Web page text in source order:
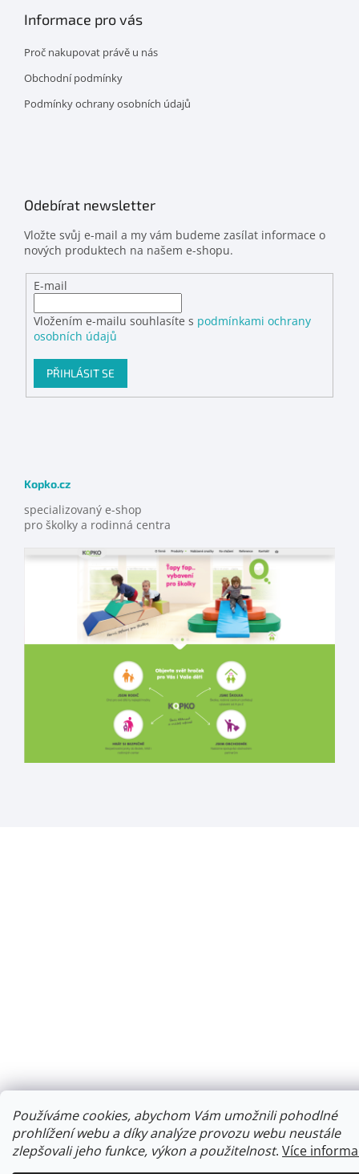
Používáme cookies, abychom Vám umožnili pohodlné
prohlížení webu a díky analýze provozu webu neustále
zlepšovali jeho funkce, výkon a použitelnost. Více
Informace pro vás
Proč nakupovat právě u nás
Obchodní podmínky
Podmínky ochrany osobních údajů
Odebírat newsletter
Vložte svůj e-mail a my vám budeme zasílat informace o
nových produktech na našem e-shopu.
E-mail
Vložením e-mailu souhlasíte s podmínkami ochrany
osobních údajů
PŘIHLÁSIT SE
Kopko.cz
specializovaný e-shop
pro školky a rodinná centra